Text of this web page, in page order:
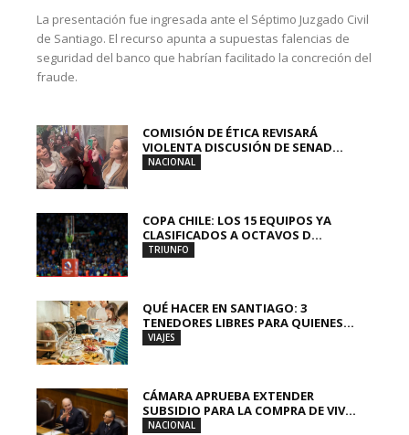
La presentación fue ingresada ante el Séptimo Juzgado Civil
de Santiago. El recurso apunta a supuestas falencias de
seguridad del banco que habrían facilitado la concreción del
fraude.
COMISIÓN DE ÉTICA REVISARÁ
VIOLENTA DISCUSIÓN DE SENAD...
NACIONAL
COPA CHILE: LOS 15 EQUIPOS YA
CLASIFICADOS A OCTAVOS D...
TRIUNFO
QUÉ HACER EN SANTIAGO: 3
TENEDORES LIBRES PARA QUIENES...
VIAJES
CÁMARA APRUEBA EXTENDER
SUBSIDIO PARA LA COMPRA DE VIV...
NACIONAL